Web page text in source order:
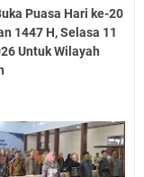
Puasa Hari ke-20
1447 H, Selasa 11
Untuk Wilayah